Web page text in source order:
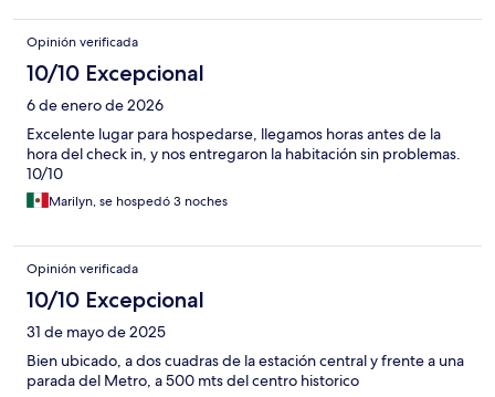
Opinión verificada
10/10 Excepcional
6 de enero de 2026
Excelente lugar para hospedarse, llegamos horas antes de la
hora del check in, y nos entregaron la habitación sin problemas.
10/10
Marilyn, se hospedó 3 noches
Opinión verificada
10/10 Excepcional
31 de mayo de 2025
Bien ubicado, a dos cuadras de la estación central y frente a una
parada del Metro, a 500 mts del centro historico